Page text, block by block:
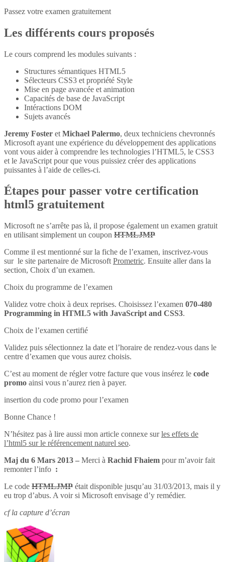
Passez votre examen gratuitement
Les différents cours proposés
Le cours comprend les modules suivants :
Structures sémantiques HTML5
Sélecteurs CSS3 et propriété Style
Mise en page avancée et animation
Capacités de base de JavaScript
Intéractions DOM
Sujets avancés
Jeremy Foster et Michael Palermo, deux techniciens chevronnés
Microsoft ayant une expérience du développement des applications
vont vous aider à comprendre les technologies l’HTML5, le CSS3
et le JavaScript pour que vous puissiez créer des applications
puissantes à l’aide de celles-ci.
Étapes pour passer votre certification
html5 gratuitement
Microsoft ne s’arrête pas là, il propose également un examen gratuit
en utilisant simplement un coupon HTMLJMP
Comme il est mentionné sur la fiche de l’examen, inscrivez-vous
sur le site partenaire de Microsoft Prometric. Ensuite aller dans la
section, Choix d’un examen.
Choix du programme de l’examen
Validez votre choix à deux reprises. Choisissez l’examen 070-480
Programming in HTML5 with JavaScript and CSS3.
Choix de l’examen certifié
Validez puis sélectionnez la date et l’horaire de rendez-vous dans le
centre d’examen que vous aurez choisis.
C’est au moment de régler votre facture que vous insérez le code
promo ainsi vous n’aurez rien à payer.
insertion du code promo pour l’examen
Bonne Chance !
N’hésitez pas à lire aussi mon article connexe surles effets de
l’html5 sur le référencement naturel seo.
Maj du 6 Mars 2013 – Merci à Rachid Fhaiem pour m’avoir fait
remonter l’info :
Le code HTMLJMP était disponible jusqu’au 31/03/2013, mais il y
eu trop d’abus. A voir si Microsoft envisage d’y remédier.
cf la capture d’écran